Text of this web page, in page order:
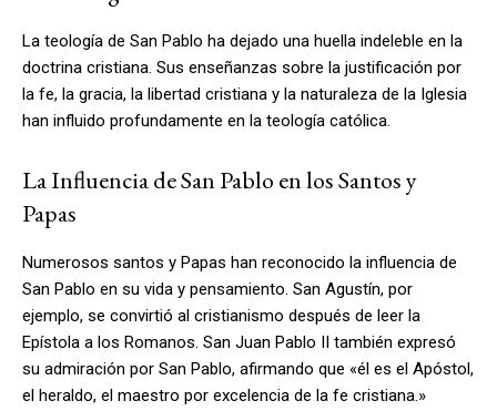
La teología de San Pablo ha dejado una huella indeleble en la
doctrina cristiana. Sus enseñanzas sobre la justificación por
la fe, la gracia, la libertad cristiana y la naturaleza de la Iglesia
han influido profundamente en la teología católica.
La Influencia de San Pablo en los Santos y
Papas
Numerosos santos y Papas han reconocido la influencia de
San Pablo en su vida y pensamiento. San Agustín, por
ejemplo, se convirtió al cristianismo después de leer la
Epístola a los Romanos. San Juan Pablo II también expresó
su admiración por San Pablo, afirmando que «él es el Apóstol,
el heraldo, el maestro por excelencia de la fe cristiana.»